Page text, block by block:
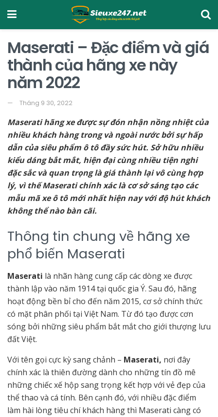
Maserati – Đặc điểm và giá
thành của hãng xe này
năm 2022
Tháng 9 30, 2022
Maserati hãng xe được sự đón nhận nồng nhiệt của
nhiều khách hàng trong và ngoài nước bởi sự hấp
dẫn của siêu phẩm ô tô đầy sức hút. Sở hữu nhiều
kiểu dáng bắt mắt, hiện đại cùng nhiều tiện nghi
đặc sắc và quan trọng là giá thành lại vô cùng hợp
lý, vì thế Maserati chính xác là cơ sở sáng tạo các
mẫu mã xe ô tô mới nhất hiện nay với độ hút khách
không thể nào bàn cãi.
Thông tin chung về hãng xe
phổ biến Maserati
Maserati là nhãn hàng cung cấp các dòng xe được
thành lập vào năm 1914 tại quốc gia Ý. Sau đó, hãng
hoạt động bền bỉ cho đến năm 2015, cơ sở chính thức
có mặt phân phối tại Việt Nam. Từ đó tạo được cơn
sóng bởi những siêu phẩm bắt mắt cho giới thượng lưu
đất Việt.
Với tên gọi cực kỳ sang chảnh – Maserati, nơi đây
chính xác là thiên đường dành cho những tín đồ mê
những chiếc xế hộp sang trọng kết hợp với vẻ đẹp của
thể thao và cá tính. Bên cạnh đó, với nhiều đặc điểm
làm hài lòng tiêu chí khách hàng thì Maserati càng có